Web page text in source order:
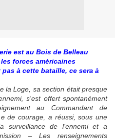
est au Bois de Belleau
forces américaines
à cette bataille, ce sera à
la Loge, sa section était presque
s'est offert spontanément
au Commandant de
de courage, a réussi, sous une
surveillance de l'ennemi et a
– Les renseignements